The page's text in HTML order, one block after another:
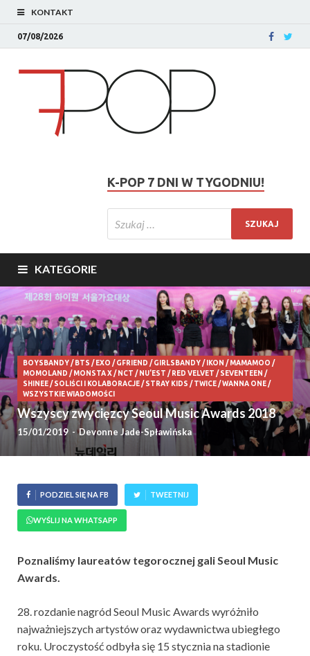
KONTAKT
07/08/2026
K-POP 7 DNI W TYGODNIU!
KATEGORIE
BOYSBANDY/BTS / EXO /GFRIEND /GIRLSBANDY/ IKON /MAMAMOO /
MOMOLAND /MONSTA X/ NCT / NU'EST / RED VELVET /SEVENTEEN /
SHINEE/SOLIŚCI I KOLABORACJE/STRAY KIDS /TWICE/WANNA ONE/
WSZYSTKIE WIADOMOŚCI
Wszyscy zwycięzcy Seoul Music Awards 2018
15/01/2019 -Devonne Jade-Spławińska
PODZIEL SIĘ NA FB TWEETNIJ
WYŚLIJ NA WHATSAPP
Poznaliśmy laureatów tegorocznej gali Seoul Music
Awards.
28. rozdanie nagród Seoul Music Awards wyróżniło
najważniejszych artystów oraz wydawnictwa ubiegłego
roku. Uroczystość odbyła się 15 stycznia na stadionie